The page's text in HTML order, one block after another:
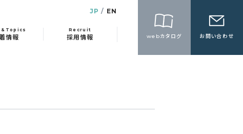
JP EN
情報
Recruit
採用情報 webカタログ お問い合わせ